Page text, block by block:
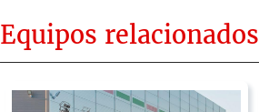
Equipos relacionados